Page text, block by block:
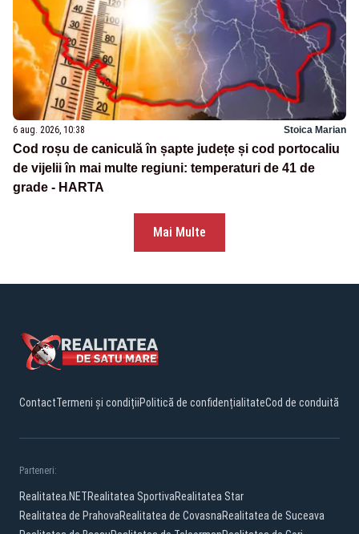
6 aug. 2026, 10:38 Stoica Marian
Cod roșu de caniculă în șapte județe și cod portocaliu
de vijelii în mai multe regiuni: temperaturi de 41 de
grade - HARTA
Mai Multe
ContactTermeni și condițiiPolitică de confidențialitateCod de conduită
Parteneri:
Realitatea.NETRealitatea SportivaRealitatea Star
Realitatea de PrahovaRealitatea de CovasnaRealitatea de Suceava